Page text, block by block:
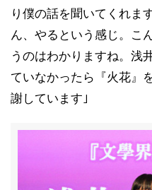
り僕の話を聞いてくれま
ん、やるという感じ。こ
うのはわかりますね。浅
ていなかったら『火花』
謝しています｣